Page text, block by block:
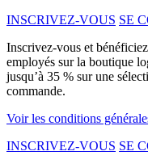
INSCRIVEZ-VOUS SE
Inscrivez-vous et
employés sur la boutique
jusqu’à 35 % sur une
commande.
Voir les conditions
INSCRIVEZ-VOUS SE